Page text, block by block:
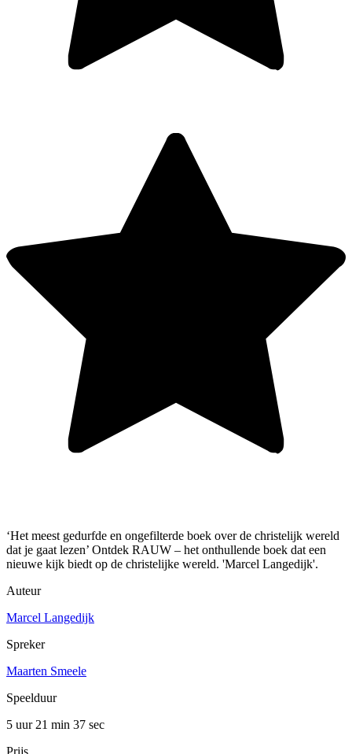
‘Het meest gedurfde en ongefilterde boek over de christelijk wereld
dat je gaat lezen’ Ontdek RAUW – het onthullende boek dat een
nieuwe kijk biedt op de christelijke wereld. 'Marcel Langedijk'.
Auteur
Marcel Langedijk
Spreker
Maarten Smeele
Speelduur
5 uur 21 min 37 sec
Prijs